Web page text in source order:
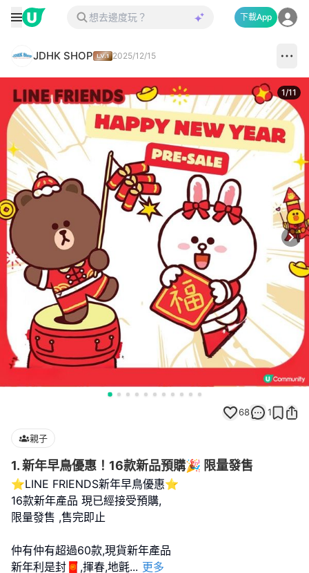
下載App
JDHK SHOP 2025/12/15
1/11
68 1
親子
1. 新年早鳥優惠！16款新品預購🎉 限量發售
⭐LINE FRIENDS新年早鳥優惠⭐
16款新年產品 現已經接受預購,
限量發售 ,售完即止
仲有仲有超過60款,現貨新年產品
新年利是封🧧,揮春,地氈... 更多